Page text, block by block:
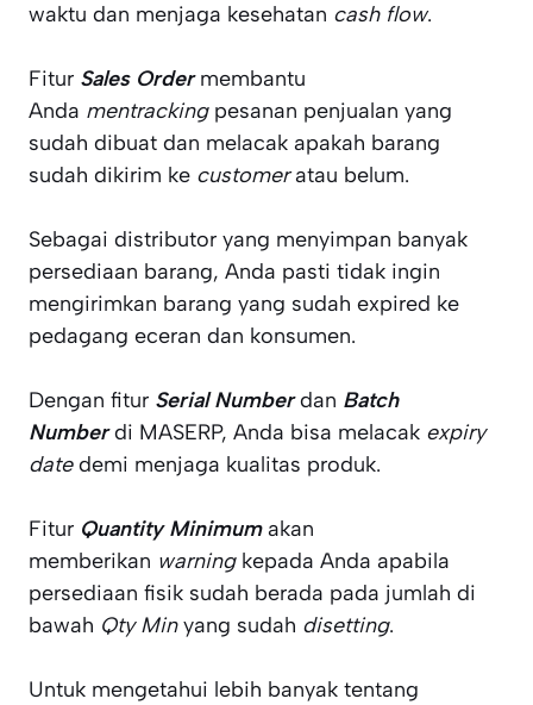
waktu dan menjaga kesehatan cash flow.
Fitur Sales Order membantu
Anda mentrackingpesanan penjualan yang
sudah dibuat dan melacak apakah barang
sudah dikirim ke customeratau belum.
Sebagai distributor yang menyimpan banyak
persediaan barang, Anda pasti tidak ingin
mengirimkan barang yang sudah expired ke
pedagang eceran dan konsumen.
Dengan fitur Serial Numberdan Batch
Numberdi MASERP, Anda bisa melacak expiry
datedemi menjaga kualitas produk.
Fitur Quantity Minimumakan
memberikan warningkepada Anda apabila
persediaan fisik sudah berada pada jumlah di
bawah Qty Minyang sudah disetting.
Untuk mengetahui lebih banyak tentang